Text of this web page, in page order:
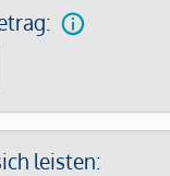
leisten: